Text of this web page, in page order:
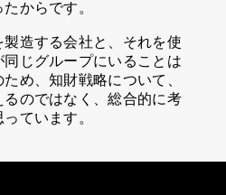
からです。
造する会社と、それを使
じグループにいることは
め、知財戦略について、
のではなく、総合的に考
ています。